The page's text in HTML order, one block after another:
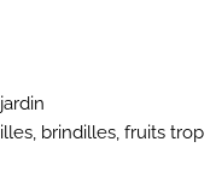
brindilles, fruits trop